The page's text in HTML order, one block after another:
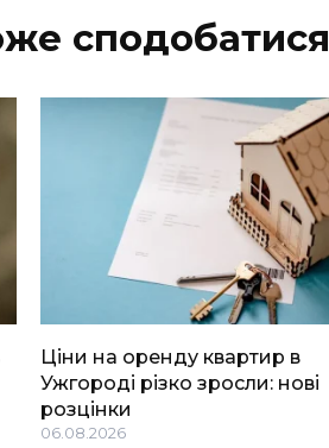
сподобатися
Ціни на оренду квартир в
Ужгороді різко зросли: нові
розцінки
06.08.2026